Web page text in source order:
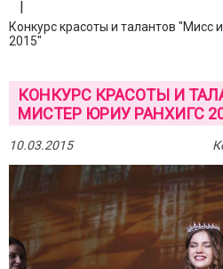
Конкурс красоты и талантов
2015"
КОНКУРС КРАСОТЫ И
МИСТЕР ЮРИУ РАНХИГС
10.03.2015